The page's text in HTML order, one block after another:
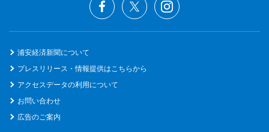
浦安経済新聞について
プレスリリース・情報提供はこちらから
アクセスデータの利用について
お問い合わせ
広告のご案内